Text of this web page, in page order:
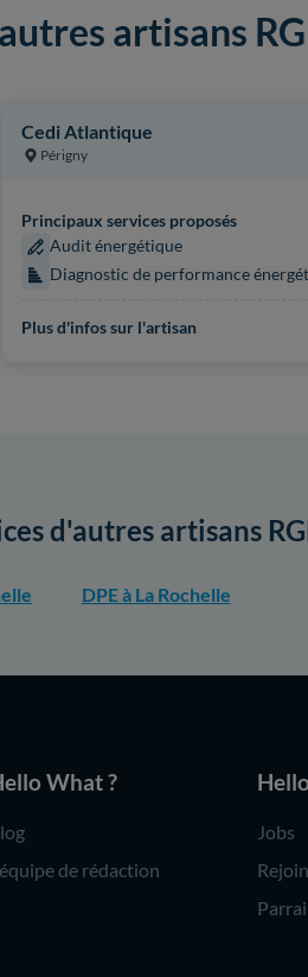
artisans
Cedi Atlantique
Périgny
Principaux services proposés
Audit énergétique
Diagnostic de performance
Plus d'infos sur l'artisan
d'autres artisans
DPE à La Rochelle
What ?
de rédaction
Jobs